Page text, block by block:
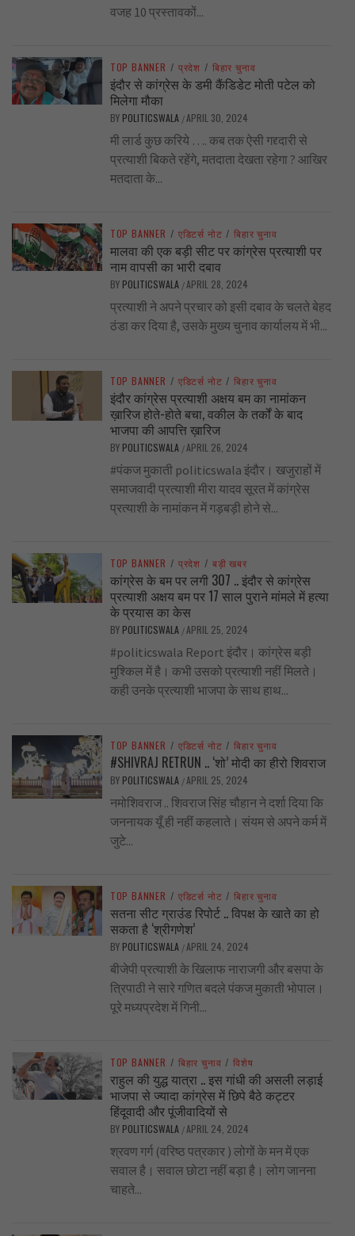
वजह 10 प्रस्तावकों...
TOP BANNER / प्रदेश / बिहार चुनाव
इंदौर से कांग्रेस के डमी कैंडिडेट मोती पटेल को
मिलेगा मौका
BY POLITICSWALA /APRIL 30, 2024
मी लार्ड कुछ करिये …. कब तक ऐसी गद्द्दारी से
प्रत्याशी बिकते रहेंगे, मतदाता देखता रहेगा ? आखिर
मतदाता के...
TOP BANNER / एडिटर्स नोट / बिहार चुनाव
मालवा की एक बड़ी सीट पर कांग्रेस प्रत्याशी पर
नाम वापसी का भारी दबाव
BY POLITICSWALA /APRIL 28, 2024
प्रत्याशी ने अपने प्रचार को इसी दबाव के चलते बेहद
ठंडा कर दिया है, उसके मुख्य चुनाव कार्यालय में भी...
TOP BANNER / एडिटर्स नोट / बिहार चुनाव
इंदौर कांग्रेस प्रत्याशी अक्षय बम का नामांकन
ख़ारिज होते-होते बचा, वकील के तर्कों के बाद
भाजपा की आपत्ति ख़ारिज
BY POLITICSWALA /APRIL 26, 2024
#पंकज मुकाती politicswala इंदौर। खजुराहों में
समाजवादी प्रत्याशी मीरा यादव सूरत में कांग्रेस
प्रत्याशी के नामांकन में गड़बड़ी होने से...
TOP BANNER / प्रदेश / बड़ी खबर
कांग्रेस के बम पर लगी 307 .. इंदौर से कांग्रेस
प्रत्याशी अक्षय बम पर 17 साल पुराने मांमले में हत्या
के प्रयास का केस
BY POLITICSWALA /APRIL 25, 2024
#politicswala Report इंदौर। कांग्रेस बड़ी
मुश्किल में है। कभी उसको प्रत्याशी नहीं मिलते।
कही उनके प्रत्याशी भाजपा के साथ हाथ...
TOP BANNER / एडिटर्स नोट / बिहार चुनाव
#SHIVRAJ RETRUN .. ‘शो’ मोदी का हीरो शिवराज
BY POLITICSWALA /APRIL 25, 2024
नमोशिवराज .. शिवराज सिंह चौहान ने दर्शा दिया कि
जननायक यूँ ही नहीं कहलाते। संयम से अपने कर्म में
जुटे...
TOP BANNER / एडिटर्स नोट / बिहार चुनाव
सतना सीट ग्राउंड रिपोर्ट .. विपक्ष के खाते का हो
सकता है ‘श्रीगणेश’
BY POLITICSWALA /APRIL 24, 2024
बीजेपी प्रत्याशी के खिलाफ नाराजगी और बसपा के
त्रिपाठी ने सारे गणित बदले पंकज मुकाती भोपाल।
पूरे मध्यप्रदेश में गिनी...
TOP BANNER / बिहार चुनाव / विशेष
राहुल की युद्ध यात्रा .. इस गांधी की असली लड़ाई
भाजपा से ज्यादा कांग्रेस में छिपे बैठे कट्टर
हिंदूवादी और पूंजीवादियों से
BY POLITICSWALA /APRIL 24, 2024
श्रवण गर्ग (वरिष्ठ पत्रकार ) लोगों के मन में एक
सवाल है। सवाल छोटा नहीं बड़ा है। लोग जानना
चाहते...